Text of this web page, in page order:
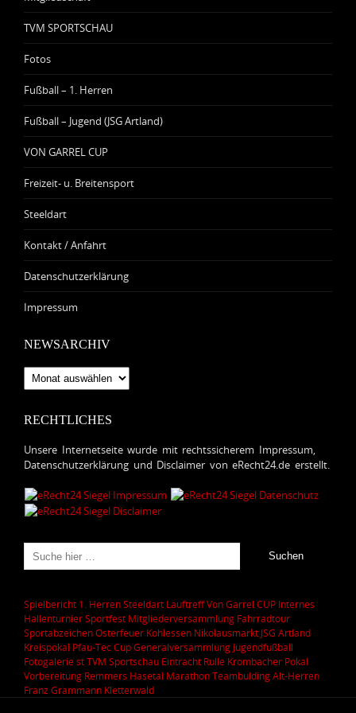
TVM SPORTSCHAU
Fotos
Fußball – 1. Herren
Fußball – Jugend (JSG Artland)
VON GARREL CUP
Freizeit- u. Breitensport
Steeldart
Kontakt / Anfahrt
Datenschutzerklärung
Impressum
NEWSARCHIV
Newsarchiv
RECHTLICHES
Unsere Internetseite wurde mit rechtssicherem Impressum,
Datenschutzerklärung und Disclaimer von eRecht24.de erstellt.
Spielbericht 1. HerrenSteeldart LauftreffVon Garrel CUP Internes
HallenturnierSportfest Mitgliederversammlung Fahrradtour
SportabzeichenOsterfeuer Kohlessen Nikolausmarkt JSG Artland
Kreispokal Pfau-Tec CupGeneralversammlung Jugendfußball
Fotogalerie stTVM Sportschau Eintracht Rulle Krombacher Pokal
Vorbereitung Remmers Hasetal MarathonTeambuldingAlt-Herren
Franz Grammann Kletterwald